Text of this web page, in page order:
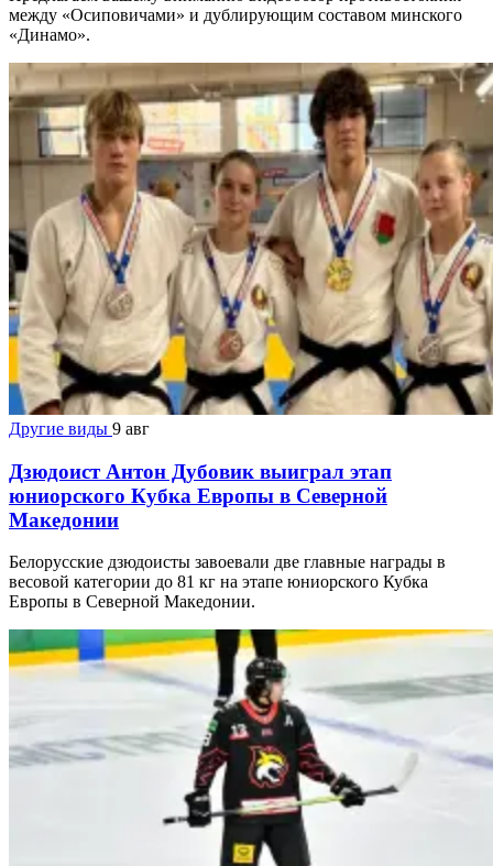
между «Осиповичами» и дублирующим составом минского
«Динамо».
Другие виды 9 авг
Дзюдоист Антон Дубовик выиграл этап
юниорского Кубка Европы в Северной
Македонии
Белорусские дзюдоисты завоевали две главные награды в
весовой категории до 81 кг на этапе юниорского Кубка
Европы в Северной Македонии.